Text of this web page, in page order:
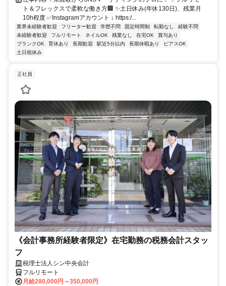
ト＆フレックスで柔軟な働き方🏢 ✨土日休み(年休130日)、残業月
10h程度 ✅Instagramアカウント ↓ https:/...
業界未経験者歓迎 フリーター歓迎 学歴不問 固定時間制 転勤なし
経験不問
未経験者歓迎
フルリモート ネイルOK 残業なし 在宅OK
賞与あり
ブランクOK
育休あり 長期歓迎 駅近5分以内 長期休暇あり
ピアスOK
土日祝休み
正社員
《会計事務所経験者限定》在宅勤務の税務会計スタッ
フ
税理士法人シン中央会計
フルリモート
月給280,000円～350,000円